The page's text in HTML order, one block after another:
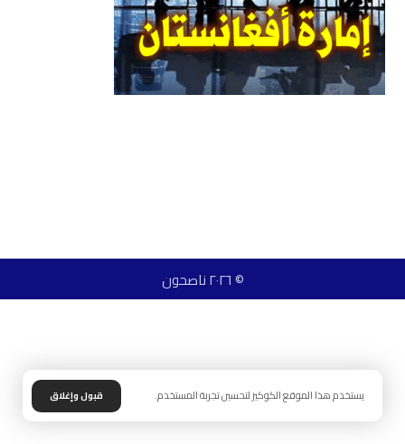
© ٢٠٢٦ ناصحون
يستخدم هذا الموقع الكوكيز لتحسين تجربة المستخدم. قبول وإغلاق